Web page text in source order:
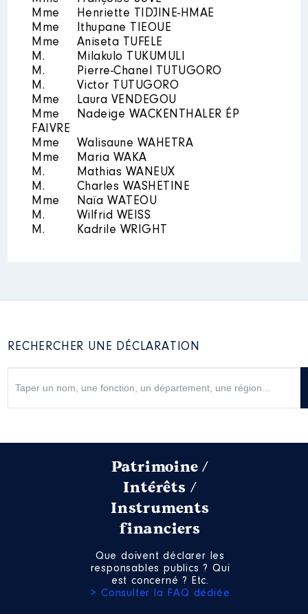
Mme
Henriette TIDJINE-HMAE
Mme
Ithupane TIEOUE
Mme
Aniseta TUFELE
M.
Milakulo TUKUMULI
M.
Pierre-Chanel TUTUGORO
M.
Victor TUTUGORO
Mme
Laura VENDEGOU
Mme
Nadeige WACKENTHALER ÉP
FAIVRE
Mme
Walisaune WAHETRA
Mme
Maria WAKA
M.
Mathias WANEUX
M.
Charles WASHETINE
Mme
Naïa WATEOU
M.
Wilfrid WEISS
M.
Kadrile WRIGHT
RECHERCHER UNE DÉCLARATION
Patrimoine /
Intérêts /
Instruments
financiers
Que doivent déclarer les
responsables publics ? Qui
est concerné ? Etc.
> Consulter la FAQ dédiée